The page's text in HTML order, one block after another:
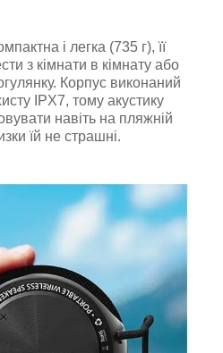
і легка (735 г), її
з кімнати в кімнату або
Корпус виконаний
IPX7, тому акустику
навіть на пляжній
їй не страшні.